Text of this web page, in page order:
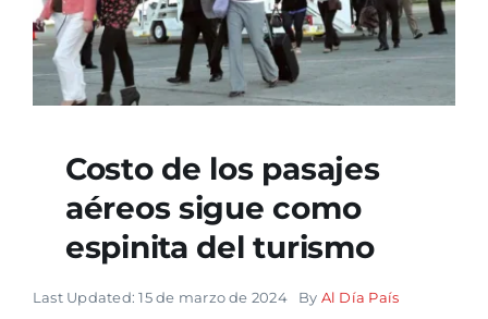
Costo de los pasajes
aéreos sigue como
espinita del turismo
Last Updated: 15 de marzo de 2024 By Al Día País